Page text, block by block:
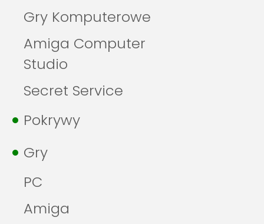
Gry Komputerowe
Amiga Computer
Studio
Secret Service
Pokrywy
Gry
PC
Amiga